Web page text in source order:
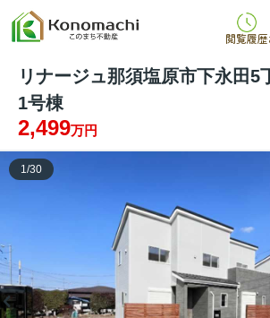
閲覧履歴
リナージュ那須塩原市下永田5
1号棟
2,499万円
1 /30